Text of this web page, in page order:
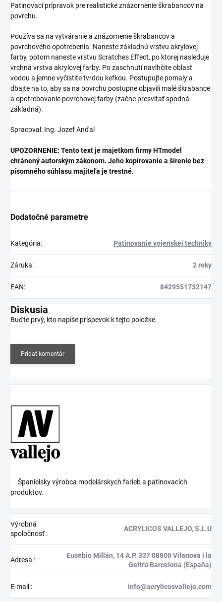
Patinovací prípravok pre realistické znázornenie škrabancov na
povrchu.
Používa sa na vytváranie a znázornenie škrabancov a
povrchového opotrebenia. Naneste základnú vrstvu akrylovej
farby, potom naneste vrstvu Scratches Effect, po ktorej nasleduje
vrchná vrstva akrylovej farby. Po zaschnutí navlhčite oblasť
vodou a jemne vyčistite tvrdou kefkou. Postupujte pomaly a
dbajte na to, aby sa na povrchu postupne objavili malé škrabance
a opotrebovanie povrchovej farby (začne presvitať spodná
základná).
Spracoval: Ing. Jozef Anďal
UPOZORNENIE: Tento text je majetkom firmy HTmodel
chránený autorským zákonom. Jeho kopírovanie a šírenie bez
písomného súhlasu majiteľa je trestné.
Dodatočné parametre
Kategória: Patinovanie vojenskej techniky
Záruka: 2 roky
EAN: 8429551732147
Diskusia
Buďte prvý, kto napíše príspevok k tejto položke.
Pridať komentár
Španielsky výrobca modelárskych farieb a patinovacích
produktov.
Výrobná
spoločnosť:
ACRYLICOS VALLEJO, S.L.U
Adresa :
Eusebio Millán, 14 A.P. 337 08800 Vilanova i la
Geltrú Barcelona (España)
E-mail : info@acrylicosvallejo.com